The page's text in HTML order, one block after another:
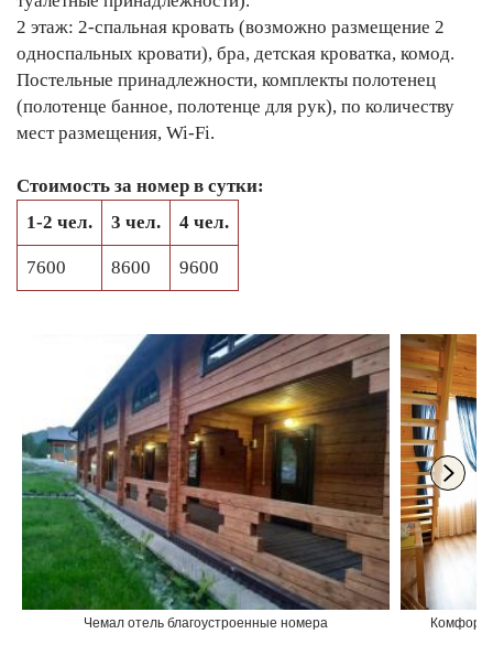
2 этаж: 2-спальная кровать (возможно размещение 2
односпальных кровати), бра, детская кроватка, комод.
Постельные принадлежности, комплекты полотенец
(полотенце банное, полотенце для рук), по количеству
мест размещения, Wi-Fi.
Стоимость за номер в сутки:
1-2 чел.
3 чел. 4 чел.
7600 8600 9600
Чемал отель благоустроенные номера